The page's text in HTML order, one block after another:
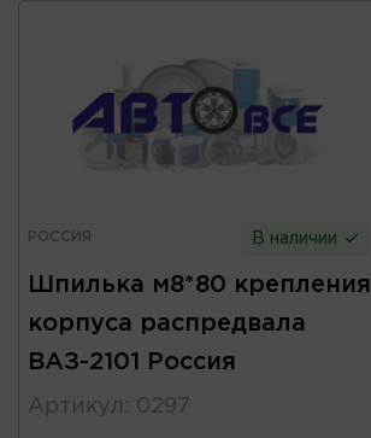
РОССИЯ В наличии
Шпилька м8*80 крепления
корпуса распредвала
ВАЗ-2101 Россия
Артикул : 0297